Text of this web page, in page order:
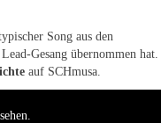
Song aus den
Gesang übernommen hat.
auf SCHmusa.